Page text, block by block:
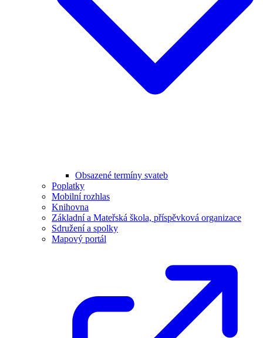
Obsazené termíny svateb
Poplatky
Mobilní rozhlas
Knihovna
Základní a Mateřská škola, příspěvková organizace
Sdružení a spolky
Mapový portál